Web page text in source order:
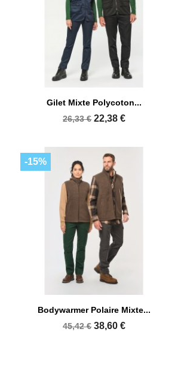
Aperçu rapide
Gilet Mixte Polycoton...
26,33 € 22,38 €
Aperçu rapide
Bodywarmer Polaire Mixte...
45,42 € 38,60 €
-15%